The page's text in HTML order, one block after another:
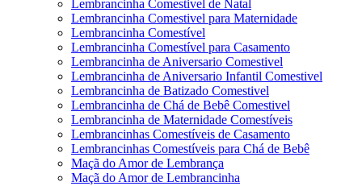
Lembrancinha Comestivel de Natal
Lembrancinha Comestivel para Maternidade
Lembrancinha Comestível
Lembrancinha Comestível para Casamento
Lembrancinha de Aniversario Comestivel
Lembrancinha de Aniversario Infantil Comestivel
Lembrancinha de Batizado Comestivel
Lembrancinha de Chá de Bebê Comestivel
Lembrancinha de Maternidade Comestíveis
Lembrancinhas Comestíveis de Casamento
Lembrancinhas Comestíveis para Chá de Bebê
Maçã do Amor de Lembrança
Maçã do Amor de Lembrancinha